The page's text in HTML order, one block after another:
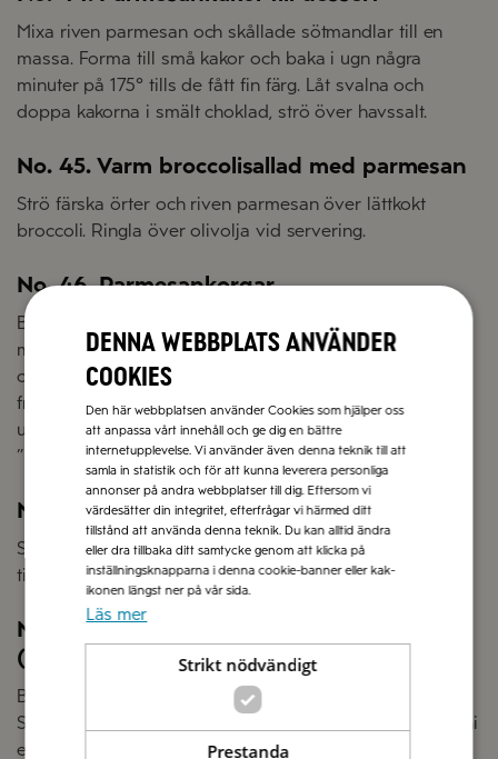
Mixa riven parmesan och skållade sötmandlar till en
massa. Forma till små kakor och baka i ugn några
minuter på 175° tills de fått fin färg. Låt svalna och
doppa kakorna i smält choklad, strö över havssalt.
No. 45. Varm broccolisallad med parmesan
Strö färska örter och riven parmesan över lättkokt
broccoli. Ringla över olivolja vid servering.
No. 46. Parmesankorgar
Blanda grovt riven parmesan med lite vetemjöl och
malen svartpeppar. Stek i ca 3 msk av blandningen i lätt
oljad stekpanna tills det smälter ut så att mönster
framträder. Ta upp med stekspade och lägg över t.ex ett
uppochnedvänt glas. Låt svalna – så får du en
”parmesankorg” att servera t.ex. skagenröra i.
No. 47. Smakrik klyftpotatis
Strö riven parmesan över klyftpotatis mot slutet av
tillagningen.
No. 48. Parmesanröra med grappa
(familjen Di Lucas favorit)
Blanda riven parmesan med lite olivolja till en röra.
Smaksätt med några droppar grappa. Servera till crostini
eller till ett gott bröd.
Denna webbplats använder
cookies
Den här webbplatsen använder Cookies som hjälper oss
att anpassa vårt innehåll och ge dig en bättre
internetupplevelse. Vi använder även denna teknik till att
samla in statistik och för att kunna leverera personliga
annonser på andra webbplatser till dig. Eftersom vi
värdesätter din integritet, efterfrågar vi härmed ditt
tillstånd att använda denna teknik. Du kan alltid ändra
eller dra tillbaka ditt samtycke genom att klicka på
inställningsknapparna i denna cookie-banner eller kak-
ikonen längst ner på vår sida.
Läs mer
Strikt nödvändigt
Prestanda